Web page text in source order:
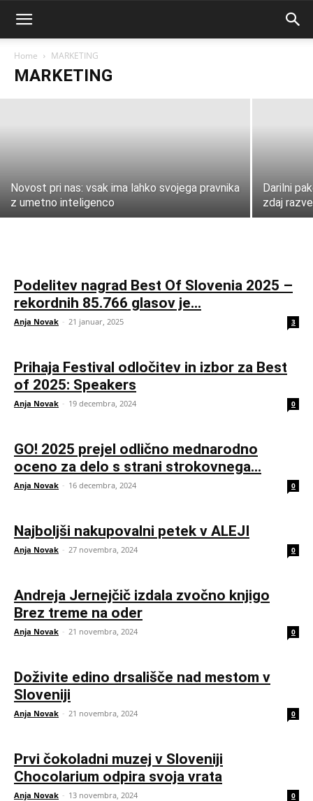
Home MARKETING
MARKETING
Palmanova Village – Popolna
destinacija za modne navdušenke in
navdušence
Anja Novak - 11 junij, 2026
Novost pri nas: vsak ima lahko svojega pravnika
z umetno inteligenco
Darilni
zdaj
Podelitev nagrad Best Of Slovenia 2025 –
rekordnih 85.766 glasov je...
Anja Novak - 21 januar, 2025 3
Prihaja Festival odločitev in izbor za Best
of 2025: Speakers
Anja Novak - 19 decembra, 2024 0
GO! 2025 prejel odlično mednarodno
oceno za delo s strani strokovnega...
Anja Novak - 16 decembra, 2024 0
Najboljši nakupovalni petek v ALEJI
Anja Novak - 27 novembra, 2024 0
Andreja Jernejčič izdala zvočno knjigo
Brez treme na oder
Anja Novak - 21 novembra, 2024 0
Doživite edino drsališče nad mestom v
Sloveniji
Anja Novak - 21 novembra, 2024 0
Prvi čokoladni muzej v Sloveniji
Chocolarium odpira svoja vrata
Anja Novak - 13 novembra, 2024 0